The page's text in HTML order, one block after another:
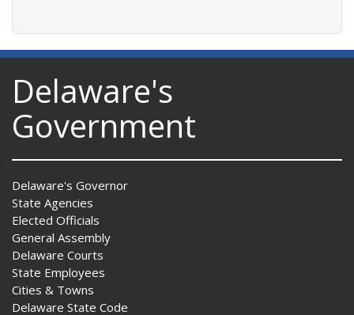
Delaware's
Government
Delaware's Governor
State Agencies
Elected Officials
General Assembly
Delaware Courts
State Employees
Cities & Towns
Delaware State Code